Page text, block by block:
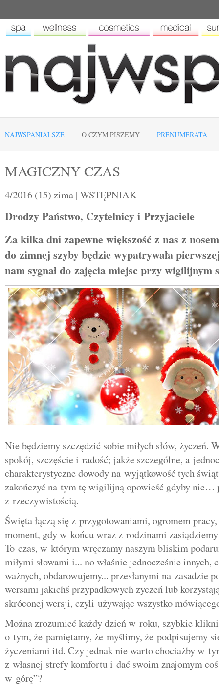
NAJWSPANIALSZE O CZYM PISZEMY PRENUMERATA
MAGICZNY CZAS
4/2016 (15) zima | WSTĘPNIAK
Drodzy Państwo, Czytelnicy i Przyjaciele
Za kilka dni zapewne większość z nas z
do zimnej szyby będzie wypatrywała
nam sygnał do zajęcia miejsc przy wigilijnym
Nie będziemy szczędzić sobie miłych słów, życzeń.
spokój, szczęście i radość; jakże szczególne, a
charakterystyczne dowody na wyjątkowość tych
zakończyć na tym tę wigilijną opowieść gdyby nie…
z rzeczywistością.
Święta łączą się z przygotowaniami, ogromem
moment, gdy w końcu wraz z rodzinami
To czas, w którym wręczamy naszym bliskim
miłymi słowami i... no właśnie jednocześnie innych,
ważnych, obdarowujemy... przesłanymi na zasadzie
wersami jakichś przypadkowych życzeń lub
skróconej wersji, czyli używając wszystko
Można zrozumieć każdy dzień w roku, szybkie
o tym, że pamiętamy, że myślimy, że podpisujemy
życzeniami itd. Czy jednak nie warto chociażby w
z własnej strefy komfortu i dać swoim znajomym
w górę”?